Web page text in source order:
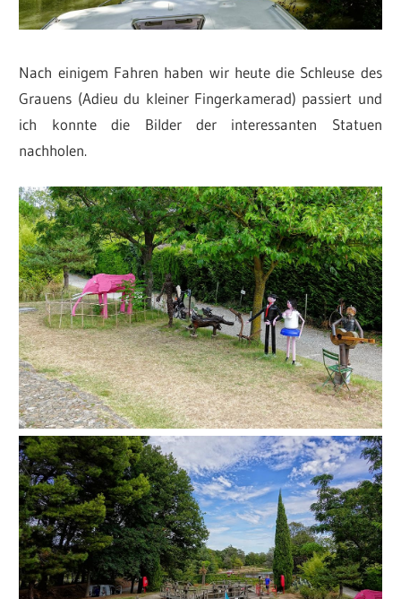
Nach einigem Fahren haben wir heute die Schleuse des
Grauens (Adieu du kleiner Fingerkamerad) passiert und
ich konnte die Bilder der interessanten Statuen
nachholen.